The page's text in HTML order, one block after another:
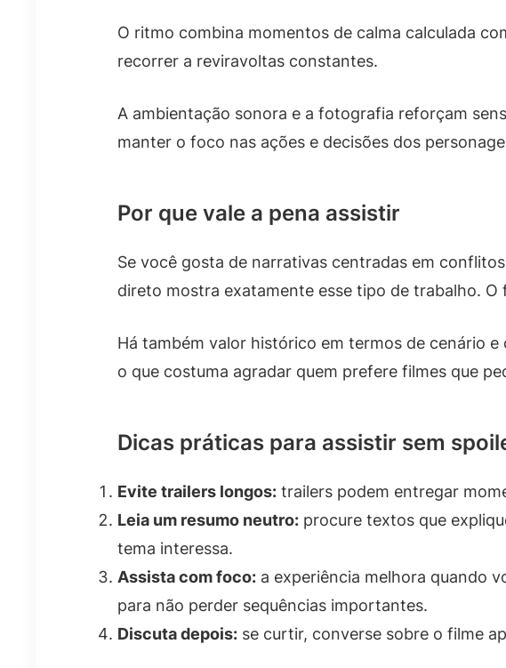
O ritmo combina momentos de calma calculada
recorrer a reviravoltas constantes.
A ambientação sonora e a fotografia reforçam
manter o foco nas ações e decisões dos
Por que vale a pena assistir
Se você gosta de narrativas centradas em
direto mostra exatamente esse tipo de trabalho.
Há também valor histórico em termos de cenário
o que costuma agradar quem prefere filmes que
Dicas práticas para assistir sem
Evite trailers longos: trailers podem entregar
Leia um resumo neutro: procure textos que
tema interessa.
Assista com foco: a experiência melhora quando
para não perder sequências importantes.
Discuta depois: se curtir, converse sobre o filme